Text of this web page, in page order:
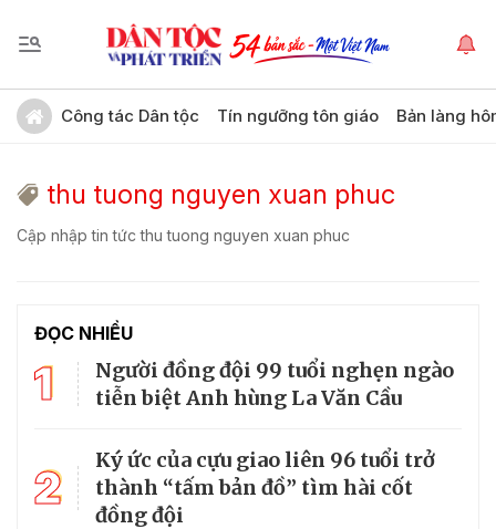
Công tác Dân tộc Tín ngưỡng tôn giáo Bản làng
thu tuong nguyen xuan phuc
Cập nhập tin tức thu tuong nguyen xuan phuc
ĐỌC NHIỀU
1
Người đồng đội 99 tuổi nghẹn ngào
tiễn biệt Anh hùng La Văn Cầu
2
Ký ức của cựu giao liên 96 tuổi trở
thành “tấm bản đồ” tìm hài cốt
đồng đội